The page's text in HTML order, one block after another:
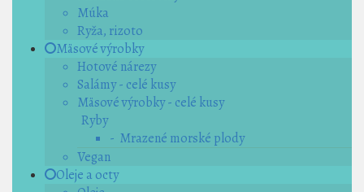
Múka
Ryža, rizoto
Mäsové výrobky
Hotové nárezy
Salámy - celé kusy
Mäsové výrobky - celé kusy
Ryby
- Mrazené morské plody
Vegan
Oleje a octy